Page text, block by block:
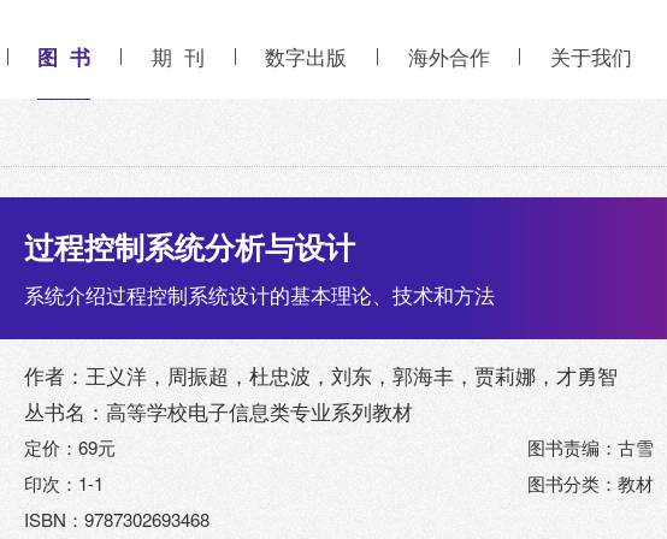
图 书 期 刊 数字出版 海外合作 关于我们
过程控制系统分析与设计
系统介绍过程控制系统设计的基本理论、技术和方法
作者：王义洋，周振超，杜忠波，刘东，郭海丰，贾莉娜，才勇智
丛书名：高等学校电子信息类专业系列教材
定价：69元
印次：1-1
ISBN：9787302693468
图书责编：古雪
图书分类：教材